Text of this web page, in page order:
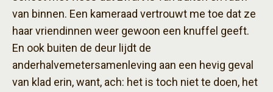
van binnen. Een kameraad vertrouwt me toe dat ze
haar vriendinnen weer gewoon een knuffel geeft.
En ook buiten de deur lijdt de
anderhalvemetersamenleving aan een hevig geval
van klad erin, want, ach: het is toch niet te doen, het